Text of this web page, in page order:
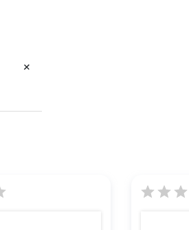
+